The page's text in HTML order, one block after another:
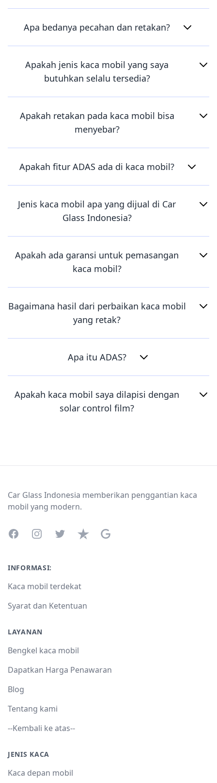
Apa bedanya pecahan dan retakan?
Apakah jenis kaca mobil yang saya
butuhkan selalu tersedia?
Apakah retakan pada kaca mobil bisa
menyebar?
Apakah fitur ADAS ada di kaca mobil?
Jenis kaca mobil apa yang dijual di Car
Glass Indonesia?
Apakah ada garansi untuk pemasangan
kaca mobil?
Bagaimana hasil dari perbaikan kaca mobil
yang retak?
Apa itu ADAS?
Apakah kaca mobil saya dilapisi dengan
solar control film?
Car Glass Indonesia memberikan penggantian kaca
mobil yang modern.
FacebookInstagramTwitterTrustpilotGoogle Business Profile
INFORMASI:
Kaca mobil terdekat
Syarat dan Ketentuan
LAYANAN
Bengkel kaca mobil
Dapatkan Harga Penawaran
Blog
Tentang kami
--Kembali ke atas--
JENIS KACA
Kaca depan mobil